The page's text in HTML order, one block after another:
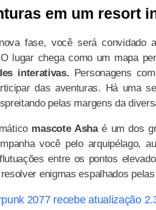
em um resort
fase, você será convidado
lugar chega como um mapa
interativas. Personagens
das aventuras. Há uma
pelas margens da
mascote Ashaé um dos
você pelo arquipélago,
entre os pontos
enigmas espalhados
2077 recebe atualização